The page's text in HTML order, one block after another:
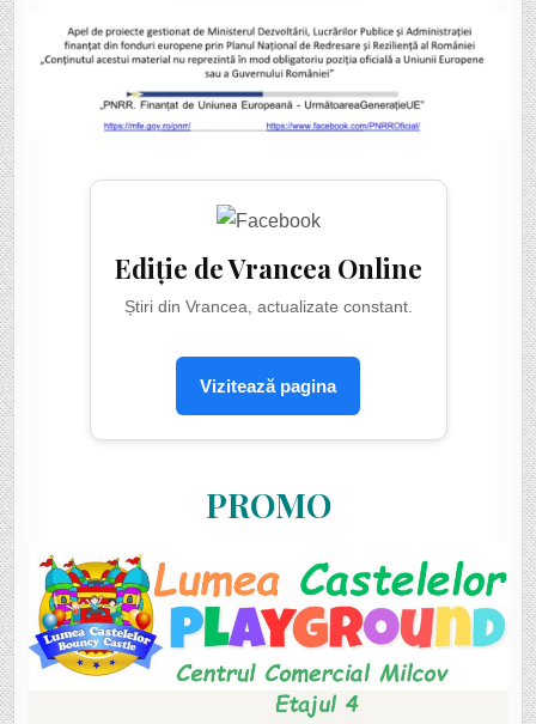
Ediție de Vrancea Online
Știri din Vrancea, actualizate constant.
Vizitează pagina
PROMO